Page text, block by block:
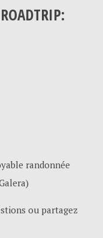
randonnée
ou partagez